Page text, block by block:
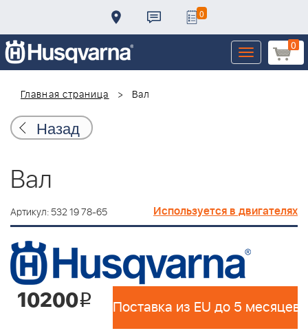
0
0
Toggle
navigation
Главная страница
Вал
Назад
Вал
Артикул: 532 19 78-65 Используется в двигателях
10200i Поставка из EU до 5 месяцев